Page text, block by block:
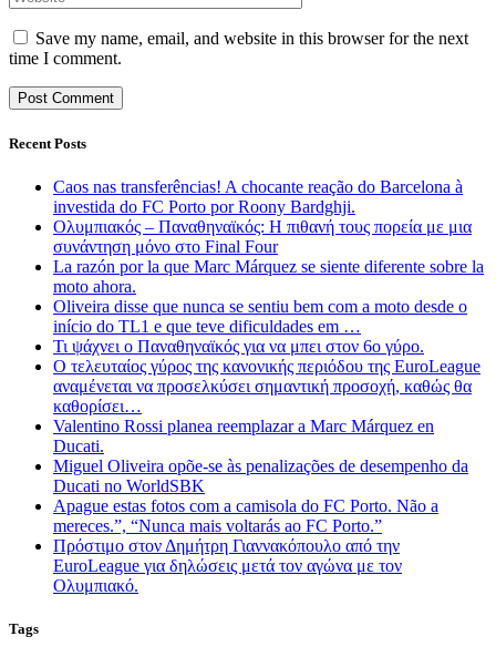
Save my name, email, and website in this browser for the next
time I comment.
Recent Posts
Caos nas transferências! A chocante reação do Barcelona à
investida do FC Porto por Roony Bardghji.
Ολυμπιακός – Παναθηναϊκός: Η πιθανή τους πορεία με μια
συνάντηση μόνο στο Final Four
La razón por la que Marc Márquez se siente diferente sobre la
moto ahora.
Oliveira disse que nunca se sentiu bem com a moto desde o
início do TL1 e que teve dificuldades em …
Τι ψάχνει ο Παναθηναϊκός για να μπει στον 6ο γύρο.
Ο τελευταίος γύρος της κανονικής περιόδου της EuroLeague
αναμένεται να προσελκύσει σημαντική προσοχή, καθώς θα
καθορίσει…
Valentino Rossi planea reemplazar a Marc Márquez en
Ducati.
Miguel Oliveira opõe-se às penalizações de desempenho da
Ducati no WorldSBK
Apague estas fotos com a camisola do FC Porto. Não a
mereces.”, “Nunca mais voltarás ao FC Porto.”
Πρόστιμο στον Δημήτρη Γιαννακόπουλο από την
EuroLeague για δηλώσεις μετά τον αγώνα με τον
Ολυμπιακό.
Tags